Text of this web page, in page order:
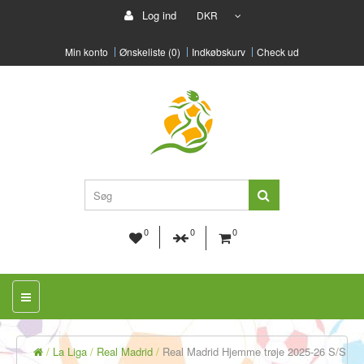
Log ind DKR
Min konto Ønskeliste (0) Indkøbskurv Check ud
0 0 0
La Liga Real Madrid Real Madrid Hjemme trøje 2025-26 S/S